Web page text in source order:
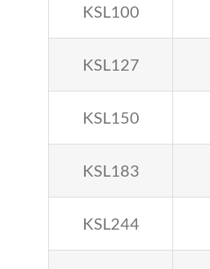
KSL100
KSL127
KSL150
KSL183
KSL244